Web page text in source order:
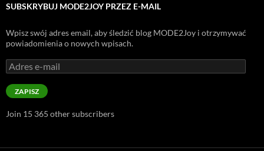
SUBSKRYBUJ MODE2JOY PRZEZ E-MAIL
Wpisz swój adres email, aby śledzić blog MODE2Joy i otrzymywać
powiadomienia o nowych wpisach.
Adres
e-
mail
ZAPISZ
Join 15 365 other subscribers